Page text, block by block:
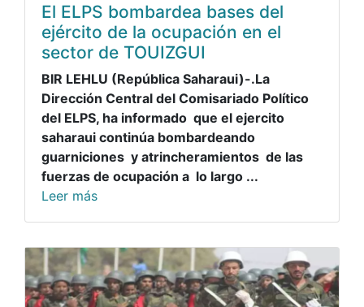
El ELPS bombardea bases del
ejército de la ocupación en el
sector de TOUIZGUI
BIR LEHLU (República Saharaui)-.La
Dirección Central del Comisariado Político
del ELPS, ha informado que el ejercito
saharaui continúa bombardeando
guarniciones y atrincheramientos de las
fuerzas de ocupación a lo largo ...
Leer más